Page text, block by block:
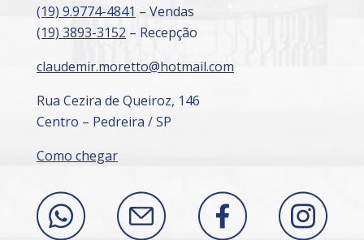
(19) 9.9774-4841 – Vendas
(19) 3893-3152 – Recepção
claudemir.moretto@hotmail.com
Rua Cezira de Queiroz, 146
Centro – Pedreira / SP
Como chegar